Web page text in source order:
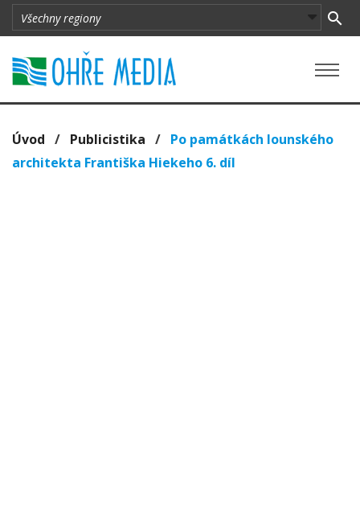
Úvod / Publicistika / Po památkách lounského
architekta Františka Hiekeho 6. díl